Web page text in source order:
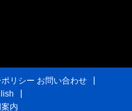
リシー お問い合わせ
内